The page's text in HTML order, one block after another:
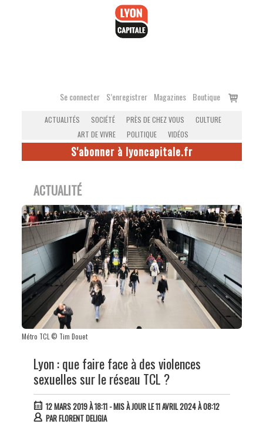
Se connecter S’enregistrer Magazines Boutique
Voir
ACTUALITÉS SOCIÉTÉ PRÈS DE CHEZ VOUS
CULTURE
ART DE VIVRE
POLITIQUE VIDÉOS
S'abonner à lyoncapitale.fr
ACTUALITÉ
Métro TCL © Tim Douet
Lyon : que faire face à des violences
sexuelles sur le réseau TCL ?
12 MARS 2019 À 18:11- MIS À JOUR LE 11 AVRIL 2024 À 08:12
PARFLORENT DELIGIA